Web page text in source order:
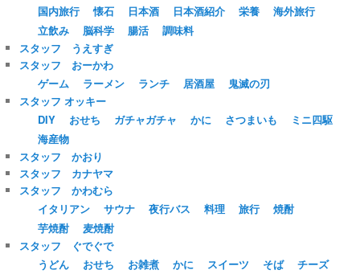
国内旅行
懐石 日本酒 日本酒紹介 栄養
海外旅行
立飲み
脳科学 腸活
調味料
スタッフ うえすぎ
スタッフ おーかわ
ゲーム
ラーメン ランチ 居酒屋
鬼滅の刃
スタッフ オッキー
DIY
おせち ガチャガチャ かに さつまいも
ミニ四駆
海産物
スタッフ かおり
スタッフ カナヤマ
スタッフ かわむら
イタリアン
サウナ 夜行バス 料理 旅行
焼酎
芋焼酎
麦焼酎
スタッフ ぐでぐで
うどん
おせち お雑煮 かに スイーツ そば
チーズ